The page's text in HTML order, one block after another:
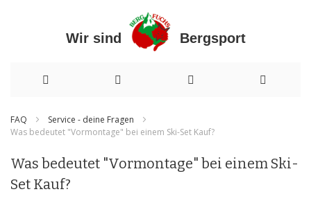
Wir sind Bergsport
zum
Inhalt
FAQ
Service - deine Fragen
Was bedeutet "Vormontage" bei einem Ski-Set Kauf?
Was bedeutet "Vormontage" bei einem Ski-
Set Kauf?